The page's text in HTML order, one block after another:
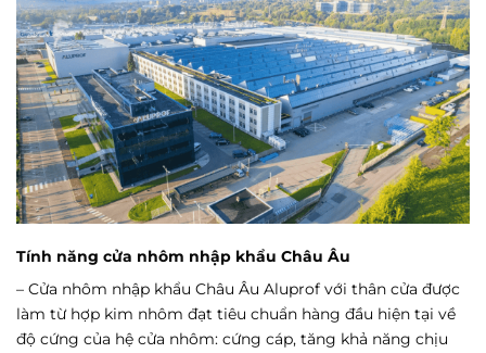
Tính năng cửa nhôm nhập khẩu Châu Âu
– Cửa nhôm nhập khẩu Châu Âu Aluprof với thân cửa được
làm từ hợp kim nhôm đạt tiêu chuẩn hàng đầu hiện tại về
độ cứng của hệ cửa nhôm: cứng cáp, tăng khả năng chịu